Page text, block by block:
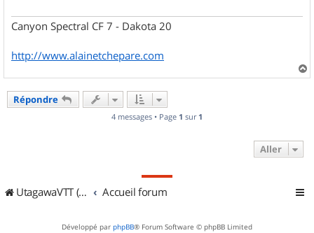
Canyon Spectral CF 7 - Dakota 20
http://www.alainetchepare.com
a
Répondre
4 messages • Page 1 sur 1
Aller
UtagawaVTT (Randos VTT et VTTAE avec traces GPS) Accueil forum
Développé par phpBB® Forum Software © phpBB Limited